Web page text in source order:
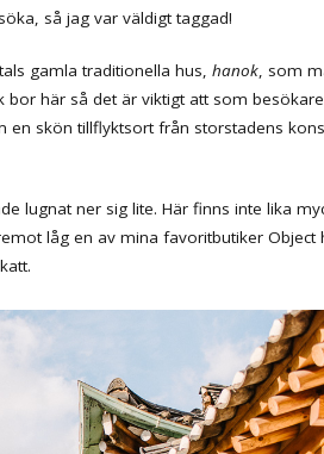
så jag var väldigt taggad!
gamla traditionella hus, hanok, som
här så det är viktigt att som
en skön tillflyktsort från storstadens
lugnat ner sig lite. Här finns inte lika
låg en av mina favoritbutiker Object